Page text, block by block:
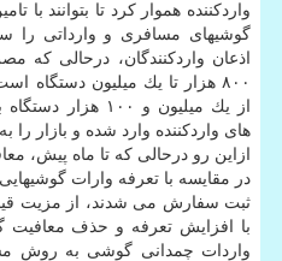
واردكننده هموار كرد تا بتوانند با
گوشیهای مسافری و وارداتی را
اذعان واردكنندگان، درحالی كه
۸۰۰ هزار تا یك میلیون دستگاه
از یك میلیون و
های واردكننده وارد شده و بازار را
در مقایسه با تعرفه وارات
ثبت سفارش می شدند، از مزیت قیمت
با افزایش تعرفه و حذف معافیت
واردات چمدانی گوشی به روش